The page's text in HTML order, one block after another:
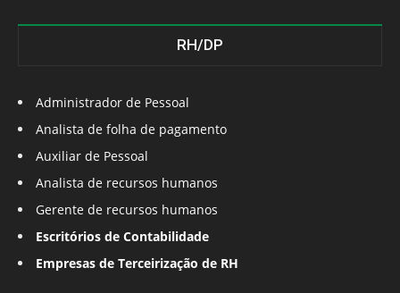
RH/DP
Administrador de Pessoal
Analista de folha de pagamento
Auxiliar de Pessoal
Analista de recursos humanos
Gerente de recursos humanos
Escritórios de Contabilidade
Empresas de Terceirização de RH